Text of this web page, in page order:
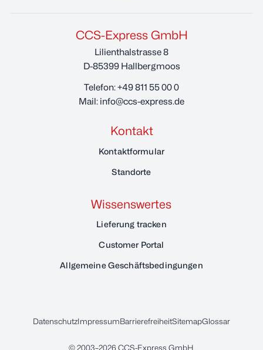
CCS-Express GmbH
Lilienthalstrasse 8
D-85399 Hallbergmoos
Telefon:+49 811 55 00 0
Mail: info@ccs-express.de
Kontakt
Kontaktformular
Standorte
Wissenswertes
Lieferung tracken
Customer Portal
Allgemeine Geschäftsbedingungen
DatenschutzImpressumBarrierefreiheitSitemapGlossar
© 2003–2026 CCS-Express GmbH.